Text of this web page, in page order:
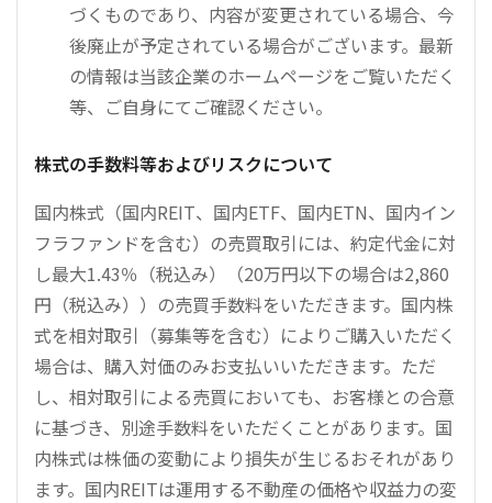
づくものであり、内容が変更されている場合、今
後廃止が予定されている場合がございます。最新
の情報は当該企業のホームページをご覧いただく
等、ご自身にてご確認ください。
株式の手数料等およびリスクについて
国内株式（国内REIT、国内ETF、国内ETN、国内イン
フラファンドを含む）の売買取引には、約定代金に対
し最大1.43％（税込み）（20万円以下の場合は2,860
円（税込み））の売買手数料をいただきます。国内株
式を相対取引（募集等を含む）によりご購入いただく
場合は、購入対価のみお支払いいただきます。ただ
し、相対取引による売買においても、お客様との合意
に基づき、別途手数料をいただくことがあります。国
内株式は株価の変動により損失が生じるおそれがあり
ます。国内REITは運用する不動産の価格や収益力の変